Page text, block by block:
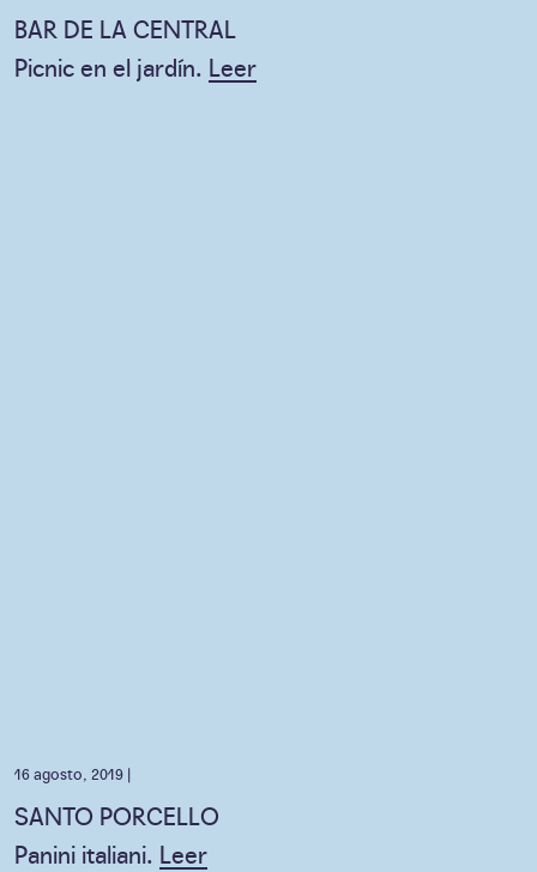
BAR DE LA CENTRAL
Picnic en el jardín. Leer
16 agosto, 2019 |
SANTO PORCELLO
Panini italiani. Leer